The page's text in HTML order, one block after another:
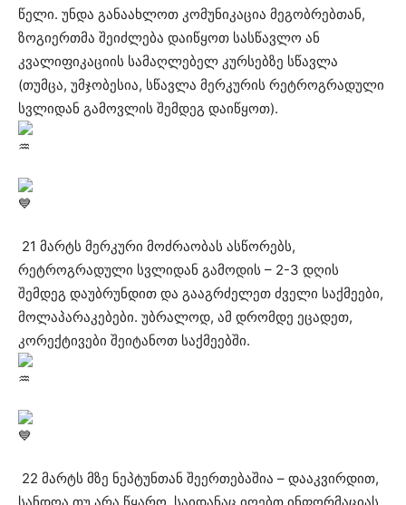
წელი. უნდა განაახლოთ კომუნიკაცია მეგობრებთან,
ზოგიერთმა შეიძლება დაიწყოთ სასწავლო ან
კვალიფიკაციის სამაღლებელ კურსებზე სწავლა
(თუმცა, უმჯობესია, სწავლა მერკურის რეტროგრადული
სვლიდან გამოვლის შემდეგ დაიწყოთ).
21 მარტს მერკური მოძრაობას ასწორებს,
რეტროგრადული სვლიდან გამოდის – 2-3 დღის
შემდეგ დაუბრუნდით და გააგრძელეთ ძველი საქმეები,
მოლაპარაკებები. უბრალოდ, ამ დრომდე ეცადეთ,
კორექტივები შეიტანოთ საქმეებში.
22 მარტს მზე ნეპტუნთან შეერთებაშია – დააკვირდით,
სანდოა თუ არა წყარო, საიდანაც იღებთ ინფორმაციას.